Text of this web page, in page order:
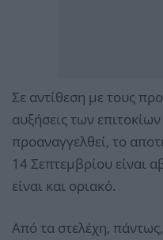
Σε αντίθεση με τους
αυξήσεις των
προαναγγελθεί, το
14 Σεπτεμβρίου είναι
είναι και οριακό.
Από τα στελέχη,